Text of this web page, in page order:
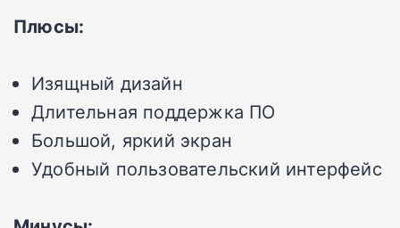
Плюсы:
Изящный дизайн
Длительная поддержка ПО
Большой, яркий экран
Удобный пользовательский интерфейс